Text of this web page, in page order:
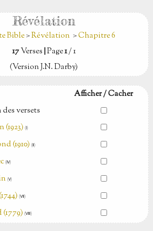
Révélation
Bible>Révélation >Chapitre 6
17Verses|Page1/ 1
(Version J.N. Darby)
Afficher / Cacher
versets
(1923) (Ⅰ)
(1910)(Ⅱ)
(Ⅳ)
(Ⅴ)
(Ⅶ)
(Ⅷ)